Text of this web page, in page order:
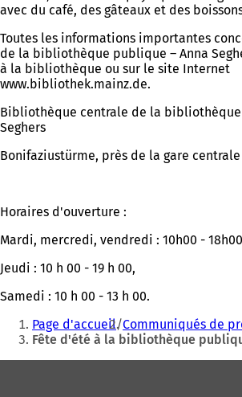
avec du café, des gâteaux et des
Toutes les informations importantes
de la bibliothèque publique – Anna
à la bibliothèque ou sur le site Internet
www.bibliothek.mainz.de.
Bibliothèque centrale de la
Seghers
Bonifaziustürme, près de la gare centrale
Horaires d'ouverture :
Mardi, mercredi, vendredi : 10h00 -
Jeudi : 10 h 00 - 19 h 00,
Samedi : 10 h 00 - 13 h 00.
Vous
êtes
ici
Page d'accueil Communiqués de
Fête d'été à la bibliothèque